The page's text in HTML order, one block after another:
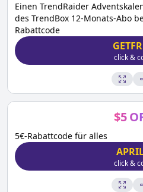
Einen TrendRaider
des TrendBox 12-Monats-Abo
Rabattcode
click &
$5
5€-Rabattcode für alles
click &